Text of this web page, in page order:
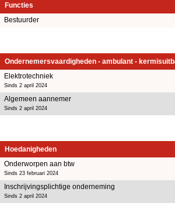
Functies
Bestuurder
Ondernemersvaardigheden - ambulant -
Elektrotechniek
Sinds 2 april 2024
Algemeen aannemer
Sinds 2 april 2024
Hoedanigheden
Onderworpen aan btw
Sinds 23 februari 2024
Inschrijvingsplichtige onderneming
Sinds 2 april 2024